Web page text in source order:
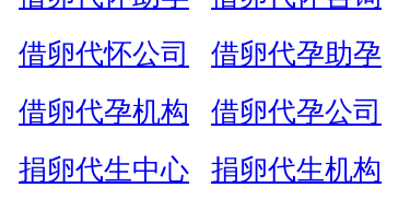
借卵代怀公司
借卵代孕助孕
借卵代孕机构
借卵代孕公司
捐卵代生中心
捐卵代生机构